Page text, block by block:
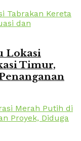
Lokasi
Timur,